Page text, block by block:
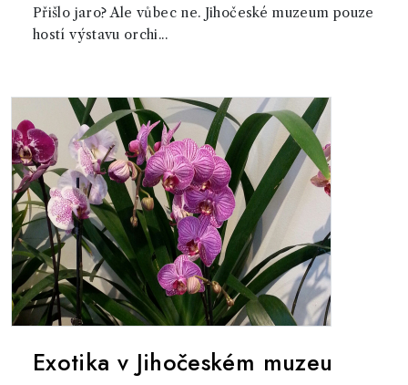
Přišlo jaro? Ale vůbec ne. Jihočeské muzeum pouze
hostí výstavu orchi...
Exotika v Jihočeském muzeu